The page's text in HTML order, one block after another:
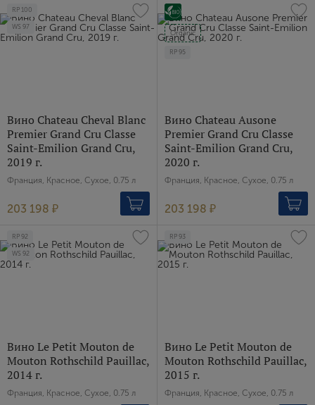
RP 100
WS 97
Вино Chateau Cheval Blanc
Premier Grand Cru Classe
Saint-Emilion Grand Cru,
2019 г.
Франция, Красное, Сухое, 0.75 л
203 198 ₽
Organic
RP 95
Вино Chateau Ausone
Premier Grand Cru Classe
Saint-Emilion Grand Cru,
2020 г.
Франция, Красное, Сухое, 0.75 л
203 198 ₽
RP 92
WS 92
Вино Le Petit Mouton de
Mouton Rothschild Pauillac,
2014 г.
Франция, Красное, Сухое, 0.75 л
RP 93
Вино Le Petit Mouton de
Mouton Rothschild Pauillac,
2015 г.
Франция, Красное, Сухое, 0.75 л